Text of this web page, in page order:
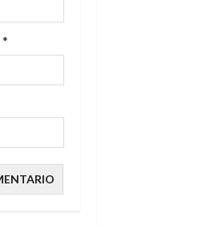
*